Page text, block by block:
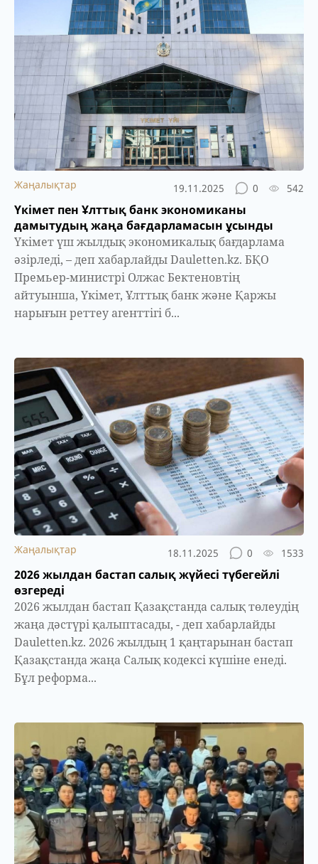
Жаңалықтар 19.11.2025 0 542
Үкімет пен Ұлттық банк экономиканы
дамытудың жаңа бағдарламасын ұсынды
Үкімет үш жылдық экономикалық бағдарлама
әзірледі, – деп хабарлайды Dauletten.kz. БҚО
Премьер-министрі Олжас Бектеновтің
айтуынша, Үкімет, Ұлттық банк және Қаржы
нарығын реттеу агенттігі б...
Жаңалықтар 18.11.2025 0 1533
2026 жылдан бастап салық жүйесі түбегейлі
өзгереді
2026 жылдан бастап Қазақстанда салық төлеудің
жаңа дәстүрі қалыптасады, - деп хабарлайды
Dauletten.kz. 2026 жылдың 1 қаңтарынан бастап
Қазақстанда жаңа Салық кодексі күшіне енеді.
Бұл реформа...